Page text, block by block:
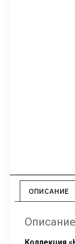
ОПИСАНИЕ
Описание